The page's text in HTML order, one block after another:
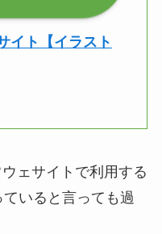
イト【イラスト
ェサイトで利用する
いると言っても過